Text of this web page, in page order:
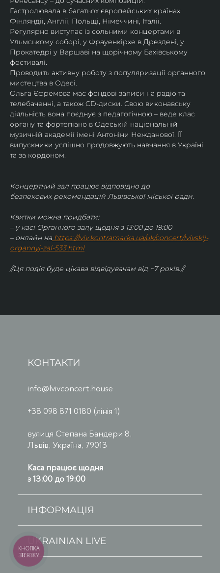
Гастролювала в багатьох європейських країнах:
Фінляндії, Англії, Польщі, Німеччині, Італії.
Регулярно виступає із сольними концертами в
Ульмському соборі, у Фрауенкірхе в Дрездені, у
Прокатедрі у Варшаві на щорічному Бахівському
фестивалі.
Проводить активну роботу з популяризації органного
мистецтва в Одесі.
Ольга Єфремова має фондові записи на радіо та
телебаченні, а також CD-диски. Свою виконавську
діяльність вона поєднує з педагогічною – веде клас
органу та фортепіано в Одеській національній
музичній академії імені Антоніни Нежданової. ЇЇ
випускники успішно продовжують навчання в Україні
та за кордоном.
Концертний зал працює відповідно до
безпекових рекомендацій Львівської міської ради.
Квитки можна придбати:
– у касі Органного залу щодня з 13:00 до 19:00
– онлайн на https://lviv.kontramarka.ua/uk/concert/lvivskij-
organnyj-zal-533.html
//Ця подія буде цікава відвідувачам від ~7 років.//
КОНТАКТИ
info@lvivconcert.house
+38 098 871 0180 (лінія 1)
вулиця Степана Бандери 8,
Львів, Україна, 79013
Каса працює щодня
з 13:00 до 19:00
ІНФОРМАЦІЯ
UKRAINIAN LIVE
КНОПКА
ЗВ'ЯЗКУ